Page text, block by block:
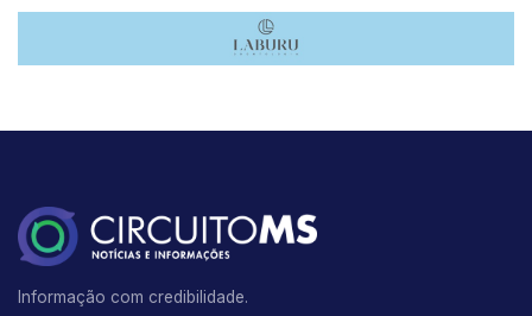
Informação com credibilidade.